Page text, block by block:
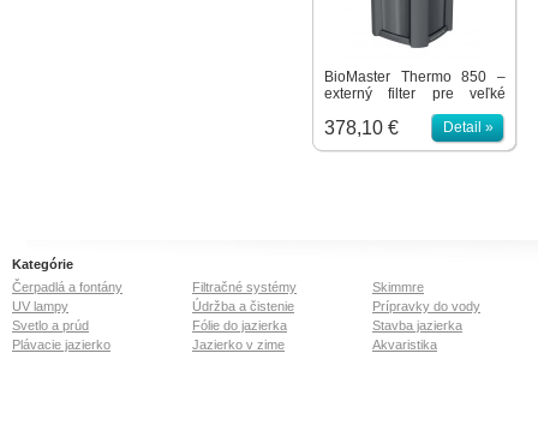
BioMaster Thermo 850 –
externý filter pre veľké
akvária s integrovaným
ohrevom 400W. Optimálne
odladená kombinácia
akváriu. Kompletná sada
pre rýchle spustenie:
vrátane filtračných médií,
hadíc, adaptéra, sacej a
odtokovej trubky a vodného
378,10 € Detail »
Kategórie
Čerpadlá a fontány
Filtračné systémy
Skimmre
UV lampy
Údržba a čistenie
Prípravky do vody
Svetlo a prúd
Fólie do jazierka
Stavba jazierka
Plávacie jazierko
Jazierko v zime Akvaristika